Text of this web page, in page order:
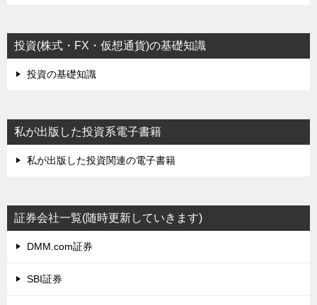
投資(株式・FX・仮想通貨)の基礎知識
投資の基礎知識
私が出版した投資系電子書籍
私が出版した投資関連の電子書籍
証券会社一覧(随時更新していきます)
DMM.com証券
SBI証券